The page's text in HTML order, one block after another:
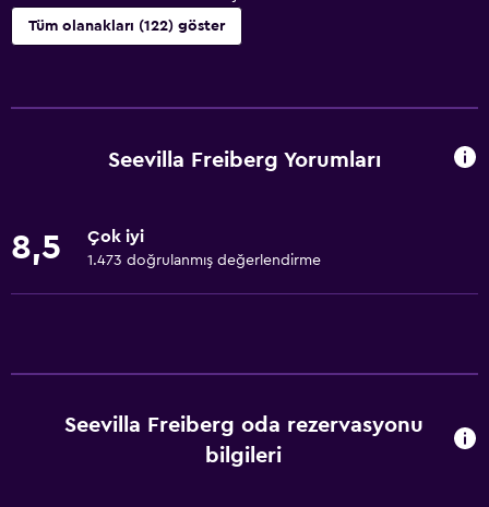
Tüm olanakları (122) göster
Kayak okulu
Masa üstü oyunları/yapbozlar
Seevilla Freiberg Yorumları
8,5 Çok iyi
1.473 doğrulanmış değerlendirme
Seevilla Freiberg oda rezervasyonu
bilgileri